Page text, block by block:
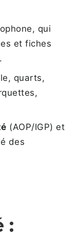
qui
et fiches
quarts,
(AOP/IGP) et
des
: